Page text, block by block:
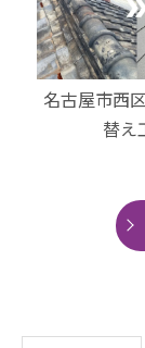
名古屋市西
替え